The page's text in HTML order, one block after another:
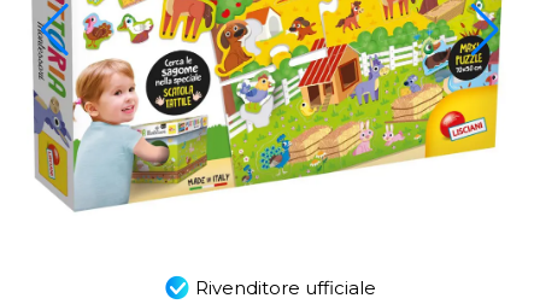
Rivenditore ufficiale